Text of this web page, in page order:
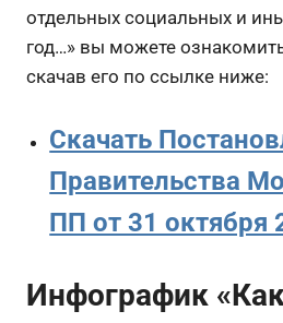
отдельных социальных и
год…» вы можете
скачав его по ссылке ниже:
Скачать
Правительства
ПП от 31 октября
Инфографик